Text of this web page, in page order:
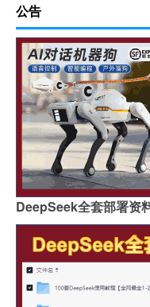
公告
DeepSeek全套部署资